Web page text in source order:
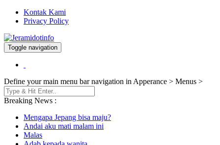
Kontak Kami
Privacy Policy
Jeramidotinfo
Berita dan Informasi Terkini
Toggle navigation
Define your main menu bar navigation in Apperance > Menus >
Breaking News :
Mengapa Jepang bisa maju?
Andai aku mati malam ini
Malas